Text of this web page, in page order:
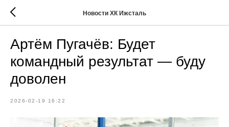
Новости ХК Ижсталь
Артём Пугачёв: Будет
командный результат — буду
доволен
2026-02-19 16:22